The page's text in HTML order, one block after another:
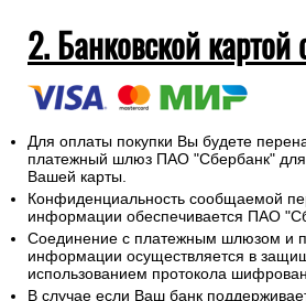
2. Банковской
Для оплаты покупки Вы будете
платежный шлюз ПАО "Сбербанк" для
Вашей карты.
Конфиденциальность сообщаемой
информации обеспечивается ПАО
Соединение с платежным шлюзом и
информации осуществляется в
использованием протокола
В случае если Ваш банк